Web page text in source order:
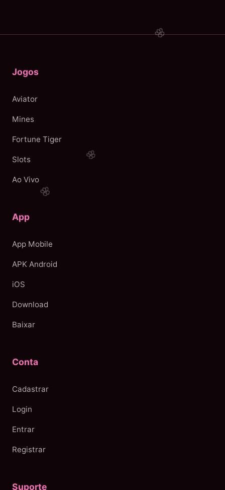
Jogos
Aviator
Mines
Fortune Tiger
Slots
Ao Vivo
App
App Mobile
APK Android
iOS
Download
Baixar
Conta
Cadastrar
Login
Entrar
Registrar
Suporte